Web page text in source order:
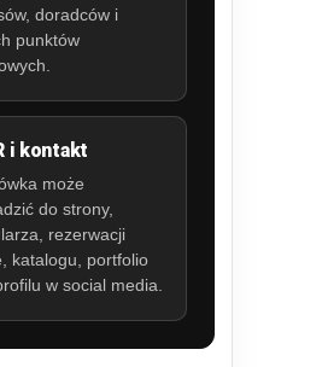
doradców i
punktów
i kontakt
może
do strony,
rezerwacji
katalogu, portfolio
w social media.